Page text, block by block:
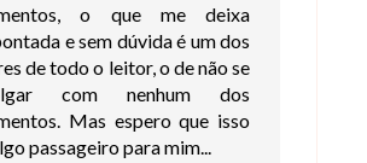
o que me deixa
e sem dúvida é um dos
de todo o leitor, o de não se
com nenhum dos
Mas espero que isso
passageiro para mim...